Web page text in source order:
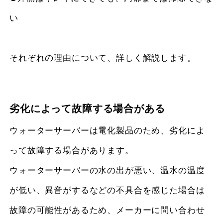
い
それぞれの理由について、詳しく解説します。
劣化によって故障する場合がある
ウォーターサーバーは電化製品のため、劣化によ
って故障する場合があります。
ウォーターサーバーの水の出が悪い、温水の温度
が低い、異音がするなどの不具合を感じた場合は
故障の可能性があるため、メーカーに問い合わせ